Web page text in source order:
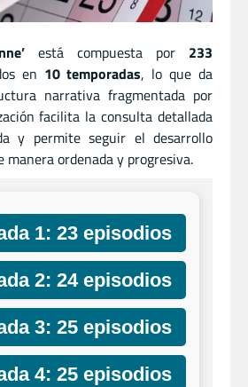
está compuesta por 233
en 10 temporadas, lo que da
narrativa fragmentada por
facilita la consulta detallada
y permite seguir el desarrollo
manera ordenada y progresiva.
1: 23 episodios
2: 24 episodios
3: 25 episodios
4: 25 episodios